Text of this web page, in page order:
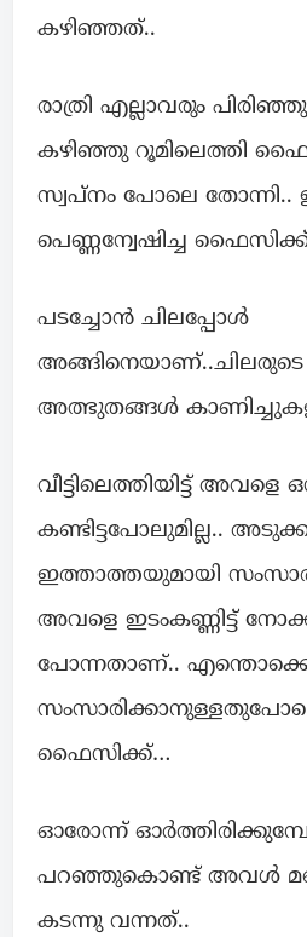
കഴിഞ്ഞത്..
രാത്രി എല്ലാവരും
കഴിഞ്ഞു റൂമിലെത്തി
സ്വപ്നം പോലെ തോന്നി..
പെണ്ണന്വേഷിച്ച
പടച്ചോൻ ചിലപ്പോൾ
അങ്ങിനെയാണ്..ചിലരുടെ
അത്ഭുതങ്ങൾ
വീട്ടിലെത്തിയിട്ട് അവളെ
കണ്ടിട്ടപോലുമില്ല..
ഇത്താത്തയുമായി
അവളെ ഇടംകണ്ണിട്ട്
പോന്നതാണ്..
ഫൈസിക്ക്…
ഓരോന്ന്
പറഞ്ഞുകൊണ്ട് അവൾ
കടന്നു വന്നത്..